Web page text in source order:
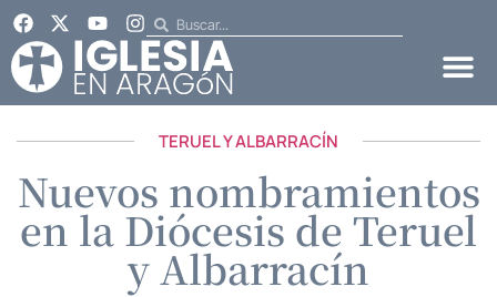
TERUEL Y ALBARRACÍN
Nuevos nombramientos
en la Diócesis de Teruel
y Albarracín